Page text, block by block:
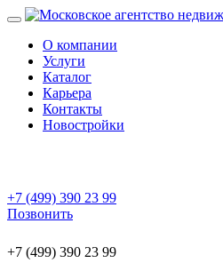
О компании
Услуги
Каталог
Карьера
Контакты
Новостройки
+7 (499) 390 23 99
Позвонить
+7 (499) 390 23 99